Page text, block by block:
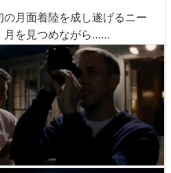
月面着陸を成し遂げるニー
月を見つめながら……